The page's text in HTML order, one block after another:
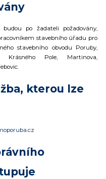
po žadateli požadovány,
stavebního úřadu pro
stavebního obvodu Poruby,
Krásného Pole, Martinova,
kterou lze